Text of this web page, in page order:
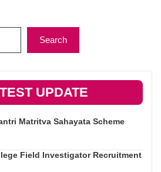
Search
UPDATE
Matritva Sahayata Scheme
Field Investigator Recruitment